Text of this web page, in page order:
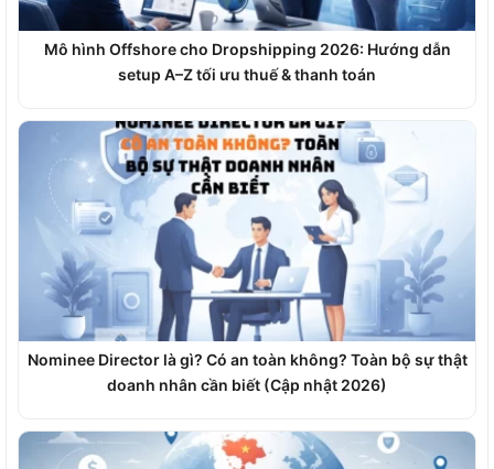
Mô hình Offshore cho Dropshipping 2026: Hướng dẫn
setup A–Z tối ưu thuế & thanh toán
Nominee Director là gì? Có an toàn không? Toàn bộ sự thật
doanh nhân cần biết (Cập nhật 2026)